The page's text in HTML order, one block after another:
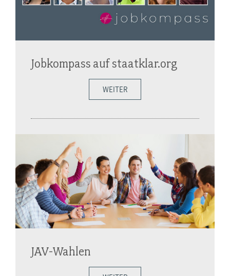
Jobkompass auf staatklar.org
WEITER
JAV-Wahlen